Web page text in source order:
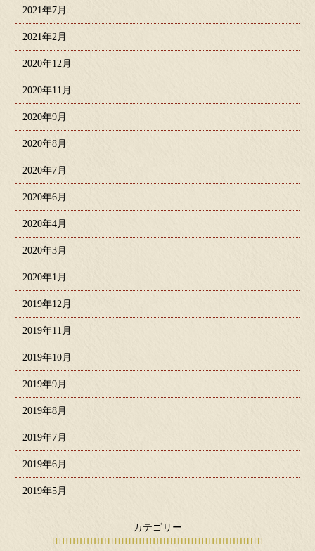
2021年7月
2021年2月
2020年12月
2020年11月
2020年9月
2020年8月
2020年7月
2020年6月
2020年4月
2020年3月
2020年1月
2019年12月
2019年11月
2019年10月
2019年9月
2019年8月
2019年7月
2019年6月
2019年5月
カテゴリー